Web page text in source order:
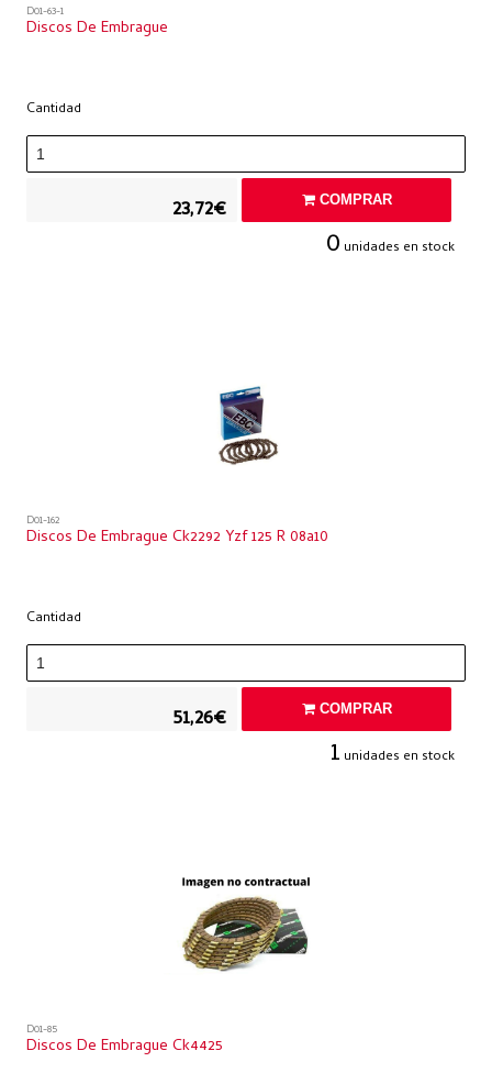
D01-63-1
Discos De Embrague
Cantidad
23,72€ COMPRAR
0 unidades en stock
D01-162
Discos De Embrague Ck2292 Yzf 125 R 08a10
Cantidad
51,26€ COMPRAR
1 unidades en stock
D01-85
Discos De Embrague Ck4425